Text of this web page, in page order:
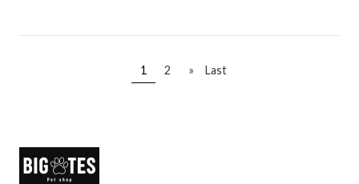
1 2 » Last